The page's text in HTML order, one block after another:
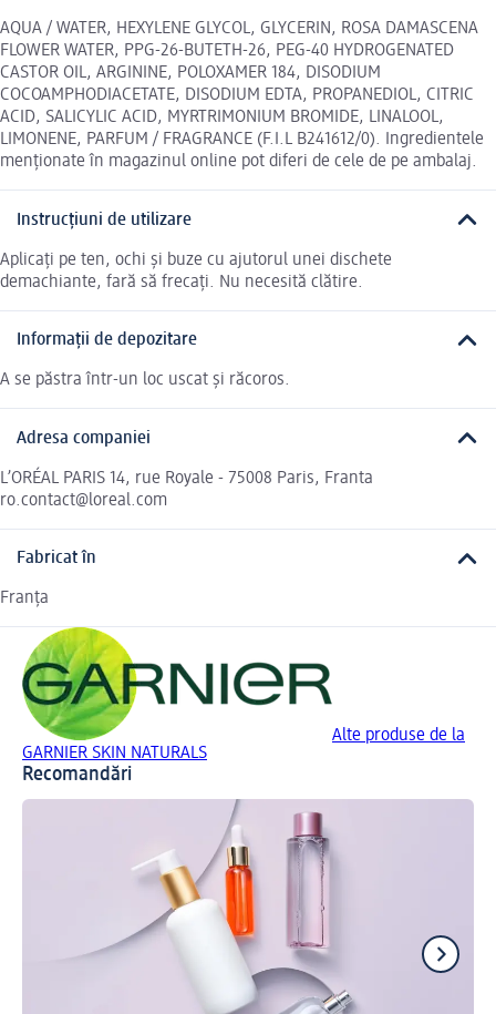
AQUA / WATER, HEXYLENE GLYCOL, GLYCERIN, ROSA DAMASCENA
FLOWER WATER, PPG-26-BUTETH-26, PEG-40 HYDROGENATED
CASTOR OIL, ARGININE, POLOXAMER 184, DISODIUM
COCOAMPHODIACETATE, DISODIUM EDTA, PROPANEDIOL, CITRIC
ACID, SALICYLIC ACID, MYRTRIMONIUM BROMIDE, LINALOOL,
LIMONENE, PARFUM / FRAGRANCE (F.I.L B241612/0). Ingredientele
menționate în magazinul online pot diferi de cele de pe ambalaj.
Instrucțiuni de utilizare
Aplicați pe ten, ochi și buze cu ajutorul unei dischete
demachiante, fară să frecați. Nu necesită clătire.
Informații de depozitare
A se păstra într-un loc uscat și răcoros.
Adresa companiei
L’ORÉAL PARIS 14, rue Royale - 75008 Paris, Franta
ro.contact@loreal.com
Fabricat în
Franța
Alte produse de la
GARNIER SKIN NATURALS
Recomandări